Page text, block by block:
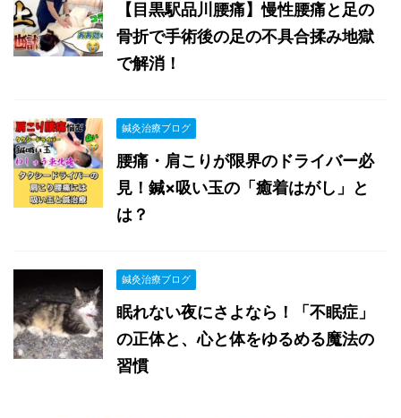
【目黒駅品川腰痛】慢性腰痛と足の
骨折で手術後の足の不具合揉み地獄
で解消！
鍼灸治療ブログ
腰痛・肩こりが限界のドライバー必
見！鍼×吸い玉の「癒着はがし」と
は？
鍼灸治療ブログ
眠れない夜にさよなら！「不眠症」
の正体と、心と体をゆるめる魔法の
習慣